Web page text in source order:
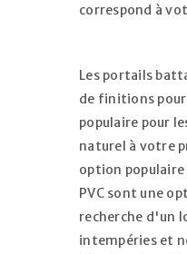
correspond à
Les portails
de finitions
populaire pour
naturel à votre
option
PVC sont une
recherche d'un
intempéries et